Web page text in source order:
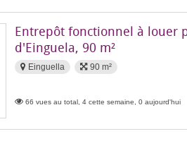
Entrepôt fonctionnel à louer
d'Einguela, 90 m²
Einguella
90 m²
66 vues au total, 4 cette semaine, 0 aujourd'hui